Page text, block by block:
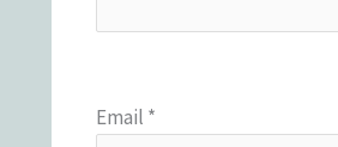
Email *